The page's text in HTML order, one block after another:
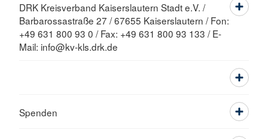
DRK Kreisverband Kaiserslautern Stadt e.V. /
Barbarossastraße 27 / 67655 Kaiserslautern / Fon:
+49 631 800 93 0 / Fax: +49 631 800 93 133 / E-
Mail: info@kv-kls.drk.de
Spenden